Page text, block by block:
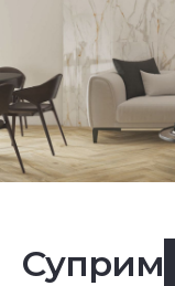
Суприм